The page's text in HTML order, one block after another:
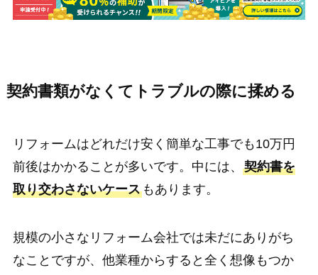
契約書類がなくてトラブルの際に揉める
リフォームはどれだけ安く簡単な工事でも10万円
前後はかかることが多いです。中には、 契約書を
取り交わさないケースもあります。
規模の小さなリフォーム会社では未だにありがち
なことですが、他業種からすると全く想像もつか